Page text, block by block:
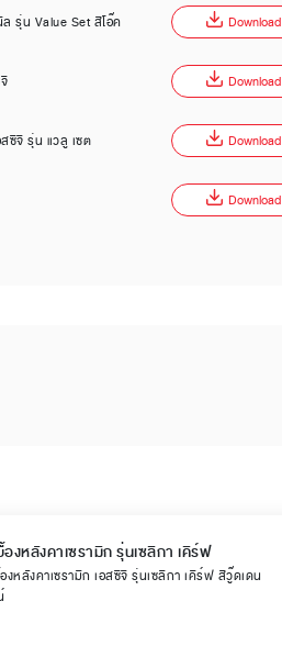
รุ่น Value Set สีโอ๊ค Download
Download
ซีจี รุ่น แวลู เซต Download
Download
องหลังคาเซรามิก รุ่นเซลิกา เคิร์ฟ
งหลังคาเซรามิก เอสซีจี รุ่นเซลิกา เคิร์ฟ สีวู๊ดเดน